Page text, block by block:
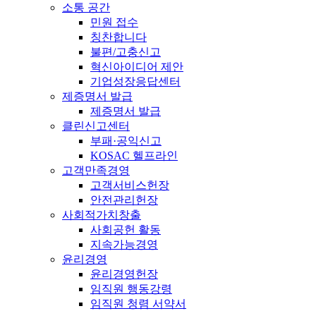
소통 공간
민원 접수
칭찬합니다
불편/고충신고
혁신아이디어 제안
기업성장응답센터
제증명서 발급
제증명서 발급
클린신고센터
부패·공익신고
KOSAC 헬프라인
고객만족경영
고객서비스헌장
안전관리헌장
사회적가치창출
사회공헌 활동
지속가능경영
윤리경영
윤리경영헌장
임직원 행동강령
임직원 청렴 서약서